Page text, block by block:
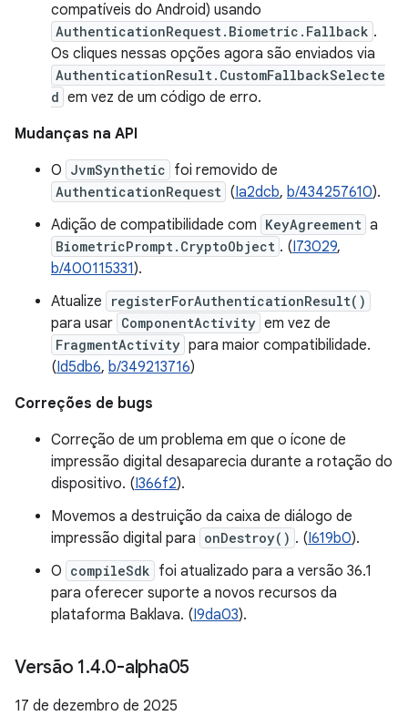
compatíveis do Android) usando
AuthenticationRequest.Biometric.Fallback .
Os cliques nessas opções agora são enviados via
AuthenticationResult.CustomFallbackSelecte
d em vez de um código de erro.
Mudanças na API
O JvmSynthetic foi removido de
AuthenticationRequest (Ia2dcb, b/434257610).
Adição de compatibilidade com KeyAgreement a
BiometricPrompt.CryptoObject . (I73029,
b/400115331).
Atualize
registerForAuthenticationResult()
para usar ComponentActivity em vez de
FragmentActivity para maior compatibilidade.
(Id5db6, b/349213716)
Correções de bugs
Correção de um problema em que o ícone de
impressão digital desaparecia durante a rotação do
dispositivo. (I366f2).
Movemos a destruição da caixa de diálogo de
impressão digital para onDestroy() . (I619b0).
O compileSdk foi atualizado para a versão 36.1
para oferecer suporte a novos recursos da
plataforma Baklava. (I9da03).
Versão 1.4.0-alpha05
17 de dezembro de 2025